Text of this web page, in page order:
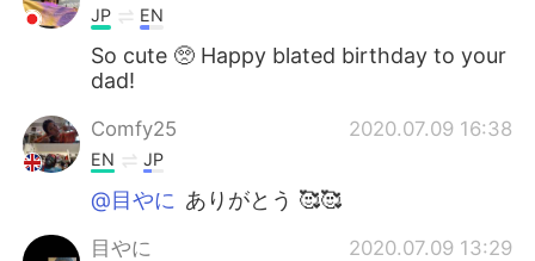
JP EN
So cute 🥺 Happy blated birthday to your
dad!
Comfy25 2020.07.09 16:38
EN JP
@目やに ありがとう 🥰🥰
目やに 2020.07.09 13:29